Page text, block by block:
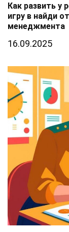
Как развить у
игру в найди
менеджмента
16.09.2025